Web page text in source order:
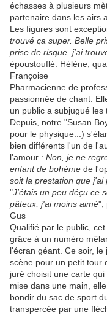
échasses à plusieurs
partenaire dans les airs
Les figures sont
trouvé ça super. Belle
prise de risque, j'ai
époustouflé. Hélène,
Françoise
Pharmacienne de
passionnée de chant.
un public a subjugué les
Depuis, notre "Susan
pour le physique...)
bien différents l'un de
l'amour : Non, je ne
enfant de bohème de
soit la prestation que j'ai
"J'étais un peu déçu ce
pâteux, j'ai moins aimé",
Gus
Qualifié par le public,
grâce à un numéro
l'écran géant. Ce soir,
scène pour un petit tour
juré choisit une carte
mise dans une main,
bondir du sac de sport
transpercée par une